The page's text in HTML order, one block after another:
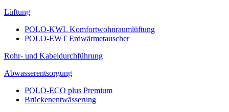
Lüftung
POLO-KWL Komfortwohnraumlüftung
POLO-EWT Erdwärmetauscher
Rohr- und Kabeldurchführung
Abwasserentsorgung
POLO-ECO plus Premium
Brückenentwässerung